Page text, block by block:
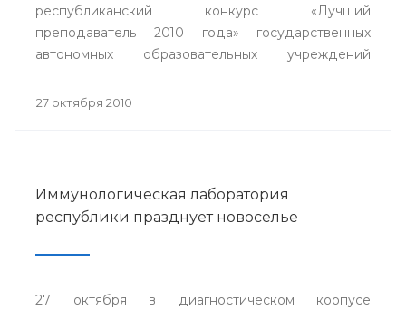
республиканский конкурс «Лучший
преподаватель 2010 года» государственных
автономных образовательных учреждений
Министерства здравоохранения Республики
27 октября 2010
Иммунологическая лаборатория
республики празднует новоселье
27 октября в диагностическом корпусе